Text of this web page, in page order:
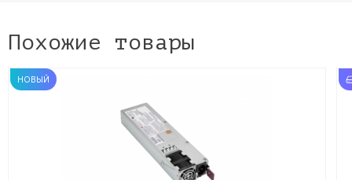
Похожие товары
НОВЫЙ